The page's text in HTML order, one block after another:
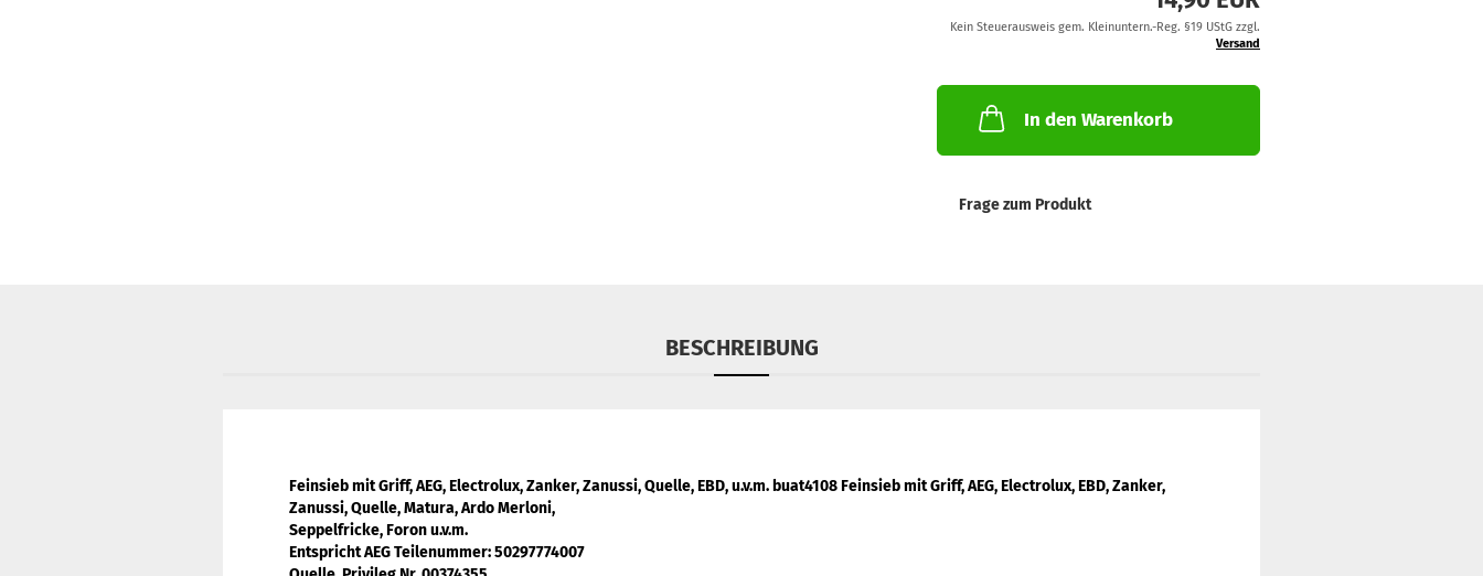
Kein Steuerausweis gem. Kleinuntern.-Reg. §19 UStG zzgl.
Versand
In den Warenkorb
Frage zum Produkt
BESCHREIBUNG
Feinsieb mit Griff, AEG, Electrolux, Zanker, Zanussi, Quelle, EBD, u.v.m. buat4108Feinsieb mit Griff, AEG, Electrolux, EBD, Zanker,
Zanussi, Quelle, Matura, Ardo Merloni,
Seppelfricke, Foron u.v.m.
Entspricht AEG Teilenummer: 50297774007